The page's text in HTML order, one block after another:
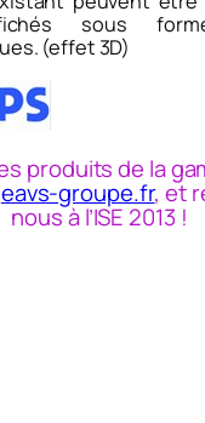
sous forme
(effet 3D)
produits de la
eavs-groupe.fr, et
nous à l’ISE 2013 !